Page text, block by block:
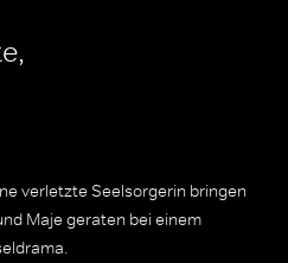
verletzte Seelsorgerin bringen
Maje geraten bei einem